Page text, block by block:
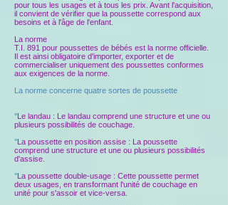
pour tous les usages et à tous les prix. Avant l'acquisition,
il convient de vérifier que la poussette correspond aux
besoins et à l'âge de l'enfant.
La norme
T.I. 891 pour poussettes de bébés est la norme officielle.
Il est ainsi obligatoire d'importer, exporter et de
commercialiser uniquement des poussettes conformes
aux exigences de la norme.
La norme concerne quatre sortes de poussette
°Le landau : Le landau comprend une structure et une ou
plusieurs possibilités de couchage.
°La poussette en position assise : La poussette
comprend une structure et une ou plusieurs possibilités
d'assise.
°La poussette double-usage : Cette poussette permet
deux usages, en transformant l'unité de couchage en
unité pour s'assoir et vice-versa.